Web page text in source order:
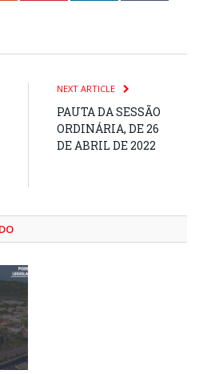
NEXT ARTICLE
PAUTA DA SESSÃO
ORDINÁRIA, DE 26
DE ABRIL DE 2022